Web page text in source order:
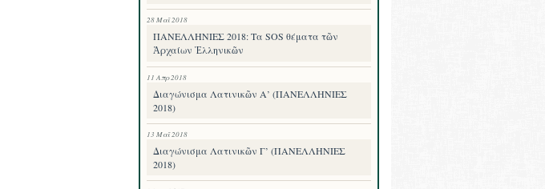
28 Μαΐ 2018
ΠΑΝΕΛΛΗΝΙΕΣ 2018: Τα SOS θέματα τῶν
Ἀρχαίων Ἑλληνικῶν
11 Απρ 2018
Διαγώνισμα Λατινικῶν Α’ (ΠΑΝΕΛΛΗΝΙΕΣ
2018)
13 Μαΐ 2018
Διαγώνισμα Λατινικῶν Γ’ (ΠΑΝΕΛΛΗΝΙΕΣ
2018)